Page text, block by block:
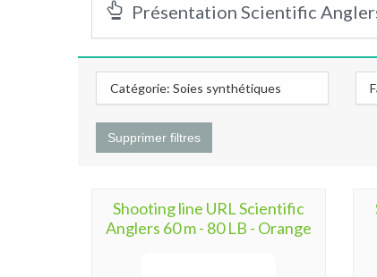
Présentation Scientific
Catégorie: Soies synthétiques
Supprimer filtres
Shooting line URL Scientific
Anglers 60 m - 80 LB - Orange